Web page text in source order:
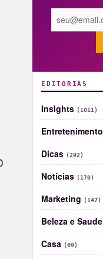
EDITORIAS
Insights (1011)
Entretenimento
Dicas (292)
Notícias (170)
Marketing (147)
Beleza e Saude
Casa (69)